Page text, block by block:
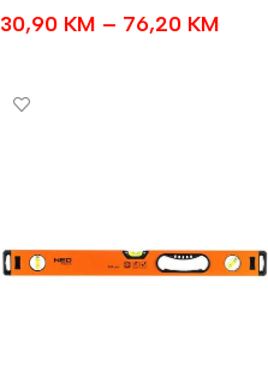
30,90 KM – 76,20 KM